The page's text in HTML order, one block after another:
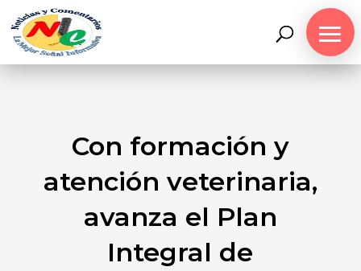
Con formación y
atención veterinaria,
avanza el Plan
Integral de